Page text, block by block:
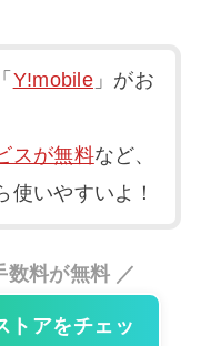
Y!mobile 」がお
スが無料など、
使いやすいよ！
数料が無料 ／
トアをチェッ